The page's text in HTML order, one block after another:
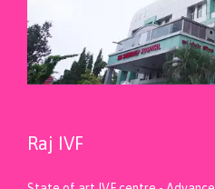
Raj IVF